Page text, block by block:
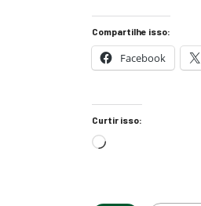
Compartilhe isso:
Facebook
Curtir isso: